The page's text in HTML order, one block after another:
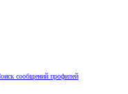
сообщений профилей